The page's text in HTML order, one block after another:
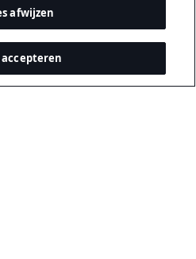
afwijzen
accepteren